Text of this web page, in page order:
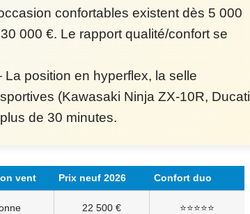
confortables existent dès 5 000
000 €. Le rapport qualité/confort se
position en hyperflex, la selle
(Kawasaki Ninja ZX-10R, Ducati
de 30 minutes.
vent Prix neuf 2026 Confort duo
22 500 € ⭐⭐⭐⭐⭐